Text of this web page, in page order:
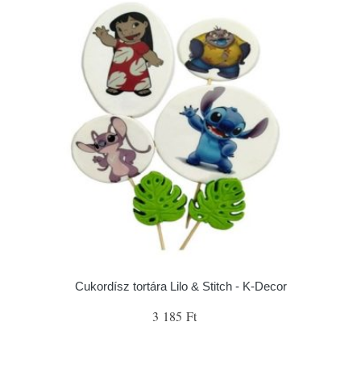
Cukordísz tortára Lilo & Stitch - K-Decor
3 185 Ft